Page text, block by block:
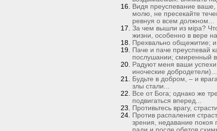
Видя преуспевание
молю, не пресекайте
ревнуя о всем должном...
За чем вышли из мiра?
жизни, особенно в вере
Прехвально общежитие; и
Паче и паче преуспевай
послушании; смиренный
Радуют меня ваши
иноческие добродетели)...
Будьте в добром, – и
злы стали...
Все от Бога; однако же
подвигаться вперед...
Противьтесь врагу,
Против распаления
зрения, недавание